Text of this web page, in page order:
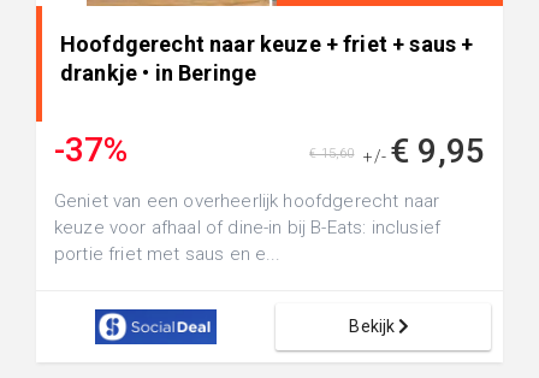
Hoofdgerecht naar keuze + friet + saus +
drankje • in Beringe
-37% +/- € 9,95
€ 15,60
Geniet van een overheerlijk hoofdgerecht naar
keuze voor afhaal of dine-in bij B-Eats: inclusief
portie friet met saus en e...
Bekijk